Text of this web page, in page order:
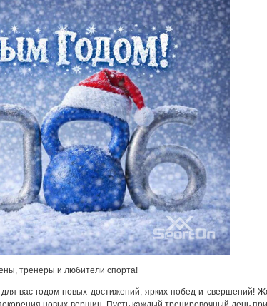
тренеры и любители спорта!
вас годом новых достижений, ярких побед и свершений!